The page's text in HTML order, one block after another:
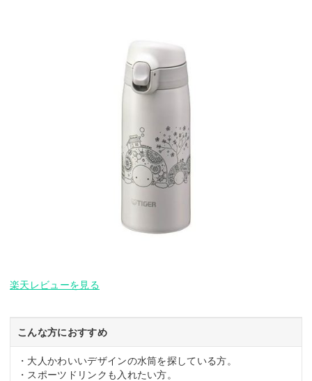
楽天レビューを見る
こんな方におすすめ
・大人かわいいデザインの水筒を探している方。
・スポーツドリンクも入れたい方。